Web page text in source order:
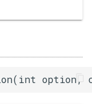
option,